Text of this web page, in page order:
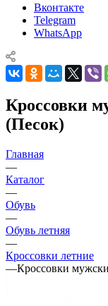
Вконтакте
Telegram
WhatsApp
Кроссовки
(Песок)
Главная
—
Каталог
—
Обувь
—
Обувь летняя
—
Кроссовки летние
—Кроссовки